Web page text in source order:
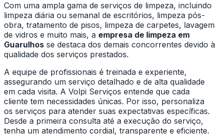
Com uma ampla gama de serviços de limpeza, incluindo
limpeza diária ou semanal de escritórios, limpeza pós-
obra, tratamento de pisos, limpeza de carpetes, lavagem
de vidros e muito mais, a empresa de limpeza em
Guarulhos se destaca dos demais concorrentes devido à
qualidade dos serviços prestados.
A equipe de profissionais é treinada e experiente,
assegurando um serviço detalhado e de alta qualidade
em cada visita. A Volpi Serviços entende que cada
cliente tem necessidades únicas. Por isso, personaliza
os serviços para atender suas expectativas específicas.
Desde a primeira consulta até a execução do serviço,
tenha um atendimento cordial, transparente e eficiente.